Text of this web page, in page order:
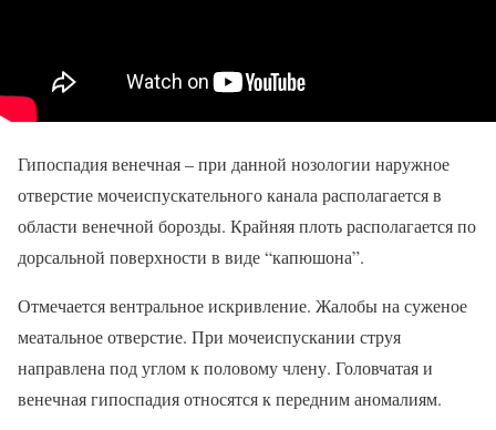
Гипоспадия венечная – при данной нозологии наружное
отверстие мочеиспускательного канала располагается в
области венечной борозды. Крайняя плоть располагается по
дорсальной поверхности в виде “капюшона”.
Отмечается вентральное искривление. Жалобы на суженое
меатальное отверстие. При мочеиспускании струя
направлена под углом к половому члену. Головчатая и
венечная гипоспадия относятся к передним аномалиям.